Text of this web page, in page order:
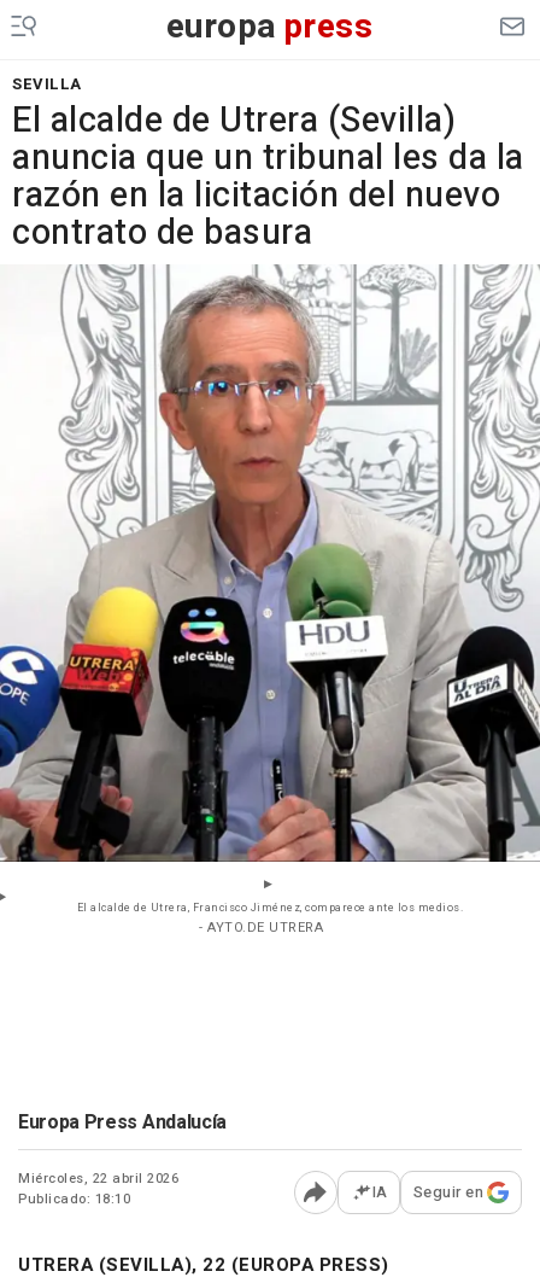
europa press
SEVILLA
El alcalde de Utrera (Sevilla)
anuncia que un tribunal les da la
razón en la licitación del nuevo
contrato de basura
El alcalde de Utrera, Francisco Jiménez, comparece ante los medios.
- AYTO.DE UTRERA
Europa Press Andalucía
Miércoles, 22 abril 2026
Publicado: 18:10
Abrir opciones para
IA Seguir en
UTRERA (SEVILLA), 22 (EUROPA PRESS)